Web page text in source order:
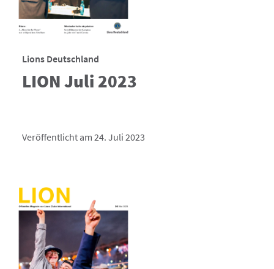
Lions Deutschland
LION Juli 2023
Veröffentlicht am 24. Juli 2023